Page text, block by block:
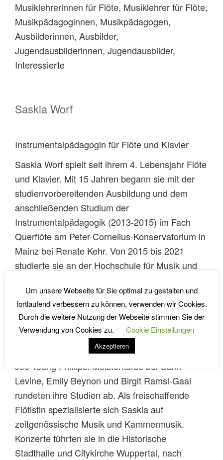
Musiklehrerinnen für Flöte, Musiklehrer für Flöte,
Musikpädagoginnen, Musikpädagogen,
Ausbilderinnen, Ausbilder,
Jugendausbilderinnen, Jugendausbilder,
Interessierte
Saskia Worf
Instrumentalpädagogin für Flöte und Klavier
Saskia Worf spielt seit ihrem 4. Lebensjahr Flöte
und Klavier. Mit 15 Jahren begann sie mit der
studienvorbereitenden Ausbildung und dem
anschließenden Studium der
Instrumentalpädagogik (2013-2015) im Fach
Querflöte am Peter-Cornelius-Konservatorium in
Mainz bei Renate Kehr. Von 2015 bis 2021
studierte sie an der Hochschule für Musik und
Flötenklasse bei Prof. Dirk Peppel „Bachelor of
Music“ und „Master of Music
Solo/Kammermusik“. Zusätzlich studierte sie
dort 2017 bis 2022 im zweiten Hauptfach Klavier
„Bachelor of Music Instrumentalpädagogik“ bei
Jee-Young Phillips. Meisterkurse bei Carin
Levine, Emily Beynon und Birgit Ramsl-Gaal
rundeten ihre Studien ab. Als freischaffende
Flötistin spezialisierte sich Saskia auf
zeitgenössische Musik und Kammermusik.
Konzerte führten sie in die Historische
Stadthalle und Citykirche Wuppertal, nach
Um unsere Webseite für Sie optimal zu gestalten und
fortlaufend verbessern zu können, verwenden wir Cookies.
Durch die weitere Nutzung der Webseite stimmen Sie der
Verwendung von Cookies zu.
Cookie Einstellungen
Akzeptieren